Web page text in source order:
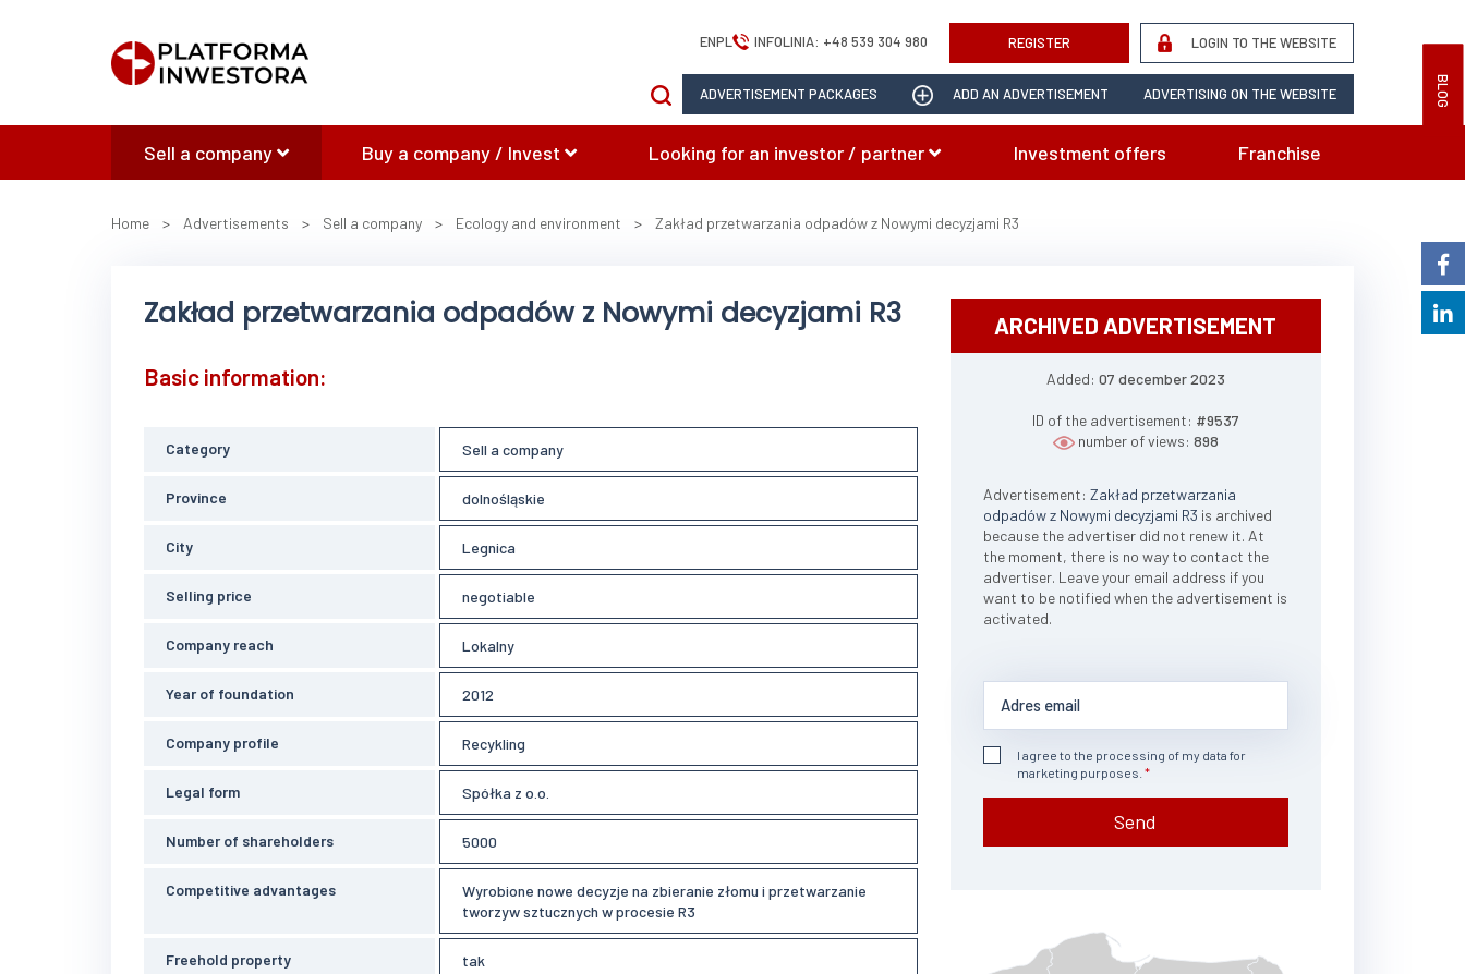
BLOG
ENPL INFOLINIA: +48 539 304 980 REGISTER LOGIN TO THE WEBSITE
ADVERTISEMENT PACKAGES ADD AN ADVERTISEMENT ADVERTISING ON THE WEBSITE
Sell a company Buy a company / Invest Looking for an investor / partner Investment offers Franchise
Home > Advertisements > Sell a company > Ecology and environment > Zakład przetwarzania odpadów z Nowymi decyzjami R3
Zakład przetwarzania odpadów z Nowymi decyzjami R3
Basic information:
Category Sell a company
Province dolnośląskie
City Legnica
Selling price negotiable
Company reach Lokalny
Year of foundation 2012
Company profile Recykling
Legal form Spółka z o.o.
Number of shareholders 5000
Competitive advantages
Wyrobione nowe decyzje na zbieranie złomu i przetwarzanie
tworzyw sztucznych w procesie R3
Freehold property tak
ARCHIVED ADVERTISEMENT
Added: 07 december 2023
ID of the advertisement: #9537
number of views: 898
Advertisement: Zakład przetwarzania
odpadów z Nowymi decyzjami R3 is archived
because the advertiser did not renew it. At
the moment, there is no way to contact the
advertiser. Leave your email address if you
want to be notified when the advertisement is
activated.
I agree to the processing of my data for
marketing purposes.
Send